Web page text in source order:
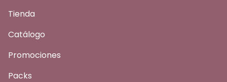
Tienda
Catálogo
Promociones
Packs